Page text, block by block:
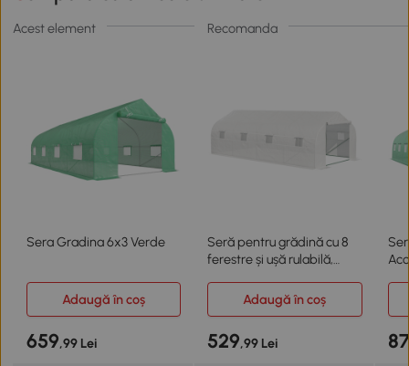
Acest element Recomanda
Sera Gradina 6x3 Verde
Seră pentru grădină cu 8
ferestre și ușă rulabilă,
Adaugă în coș
Adaugă în coș
659,99 Lei 529,99 Lei